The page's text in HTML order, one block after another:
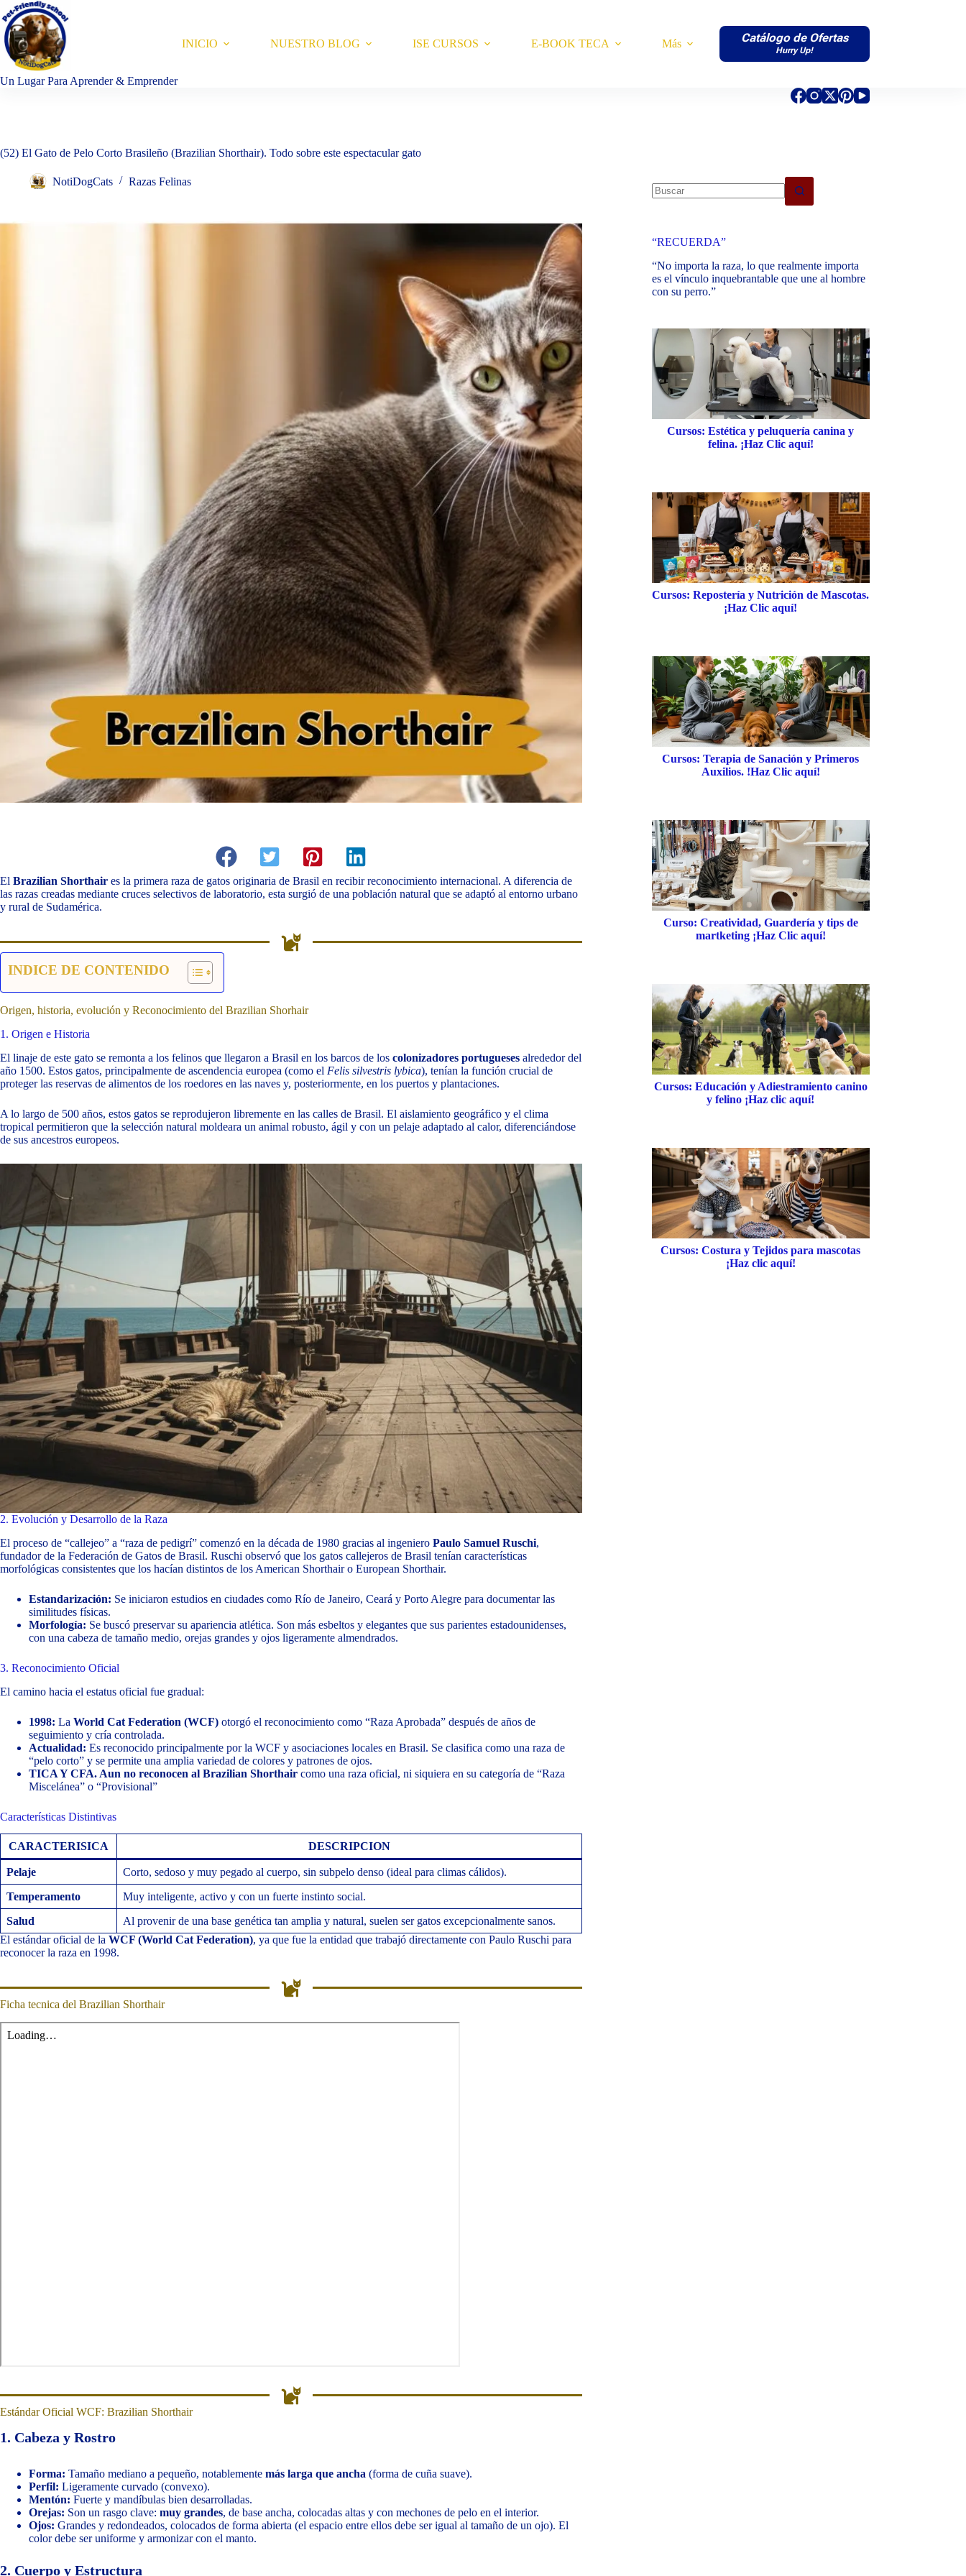
Saltar
al
contenido
Un Lugar Para Aprender & Emprender
INICIO NUESTRO BLOG ISE CURSOS E-BOOK TECA Más Catálogo de Ofertas
Hurry Up!
(52) El Gato de Pelo Corto Brasileño (Brazilian Shorthair). Todo sobre este espectacular gato
NotiDogCats Razas Felinas
El Brazilian Shorthair es la primera raza de gatos originaria de Brasil en recibir reconocimiento internacional. A diferencia de
las razas creadas mediante cruces selectivos de laboratorio, esta surgió de una población natural que se adaptó al entorno urbano
y rural de Sudamérica.
INDICE DE CONTENIDO
Origen, historia, evolución y Reconocimiento del Brazilian Shorhair
1. Origen e Historia
El linaje de este gato se remonta a los felinos que llegaron a Brasil en los barcos de los colonizadores portugueses alrededor del
año 1500. Estos gatos, principalmente de ascendencia europea (como el Felis silvestris lybica), tenían la función crucial de
proteger las reservas de alimentos de los roedores en las naves y, posteriormente, en los puertos y plantaciones.
A lo largo de 500 años, estos gatos se reprodujeron libremente en las calles de Brasil. El aislamiento geográfico y el clima
tropical permitieron que la selección natural moldeara un animal robusto, ágil y con un pelaje adaptado al calor, diferenciándose
de sus ancestros europeos.
2. Evolución y Desarrollo de la Raza
El proceso de “callejeo” a “raza de pedigrí” comenzó en la década de 1980 gracias al ingeniero Paulo Samuel Ruschi,
fundador de la Federación de Gatos de Brasil. Ruschi observó que los gatos callejeros de Brasil tenían características
morfológicas consistentes que los hacían distintos de los American Shorthair o European Shorthair.
Estandarización: Se iniciaron estudios en ciudades como Río de Janeiro, Ceará y Porto Alegre para documentar las
similitudes físicas.
Morfología: Se buscó preservar su apariencia atlética. Son más esbeltos y elegantes que sus parientes estadounidenses,
con una cabeza de tamaño medio, orejas grandes y ojos ligeramente almendrados.
3. Reconocimiento Oficial
El camino hacia el estatus oficial fue gradual:
1998: La World Cat Federation (WCF) otorgó el reconocimiento como “Raza Aprobada” después de años de
seguimiento y cría controlada.
Actualidad: Es reconocido principalmente por la WCF y asociaciones locales en Brasil. Se clasifica como una raza de
“pelo corto” y se permite una amplia variedad de colores y patrones de ojos.
TICA Y CFA. Aun no reconocen al Brazilian Shorthair como una raza oficial, ni siquiera en su categoría de “Raza
Miscelánea” o “Provisional”
Características Distintivas
CARACTERISICA DESCRIPCION
Pelaje
Corto, sedoso y muy pegado al cuerpo, sin subpelo denso (ideal para climas cálidos).
Temperamento
Muy inteligente, activo y con un fuerte instinto social.
Salud
Al provenir de una base genética tan amplia y natural, suelen ser gatos excepcionalmente sanos.
El estándar oficial de la WCF (World Cat Federation), ya que fue la entidad que trabajó directamente con Paulo Ruschi para
reconocer la raza en 1998.
Ficha tecnica del Brazilian Shorthair
Estándar Oficial WCF: Brazilian Shorthair
1. Cabeza y Rostro
Forma: Tamaño mediano a pequeño, notablemente más larga que ancha (forma de cuña suave).
Perfil: Ligeramente curvado (convexo).
Mentón: Fuerte y mandíbulas bien desarrolladas.
Orejas: Son un rasgo clave: muy grandes, de base ancha, colocadas altas y con mechones de pelo en el interior.
Ojos: Grandes y redondeados, colocados de forma abierta (el espacio entre ellos debe ser igual al tamaño de un ojo). El
color debe ser uniforme y armonizar con el manto.
2. Cuerpo y Estructura
“RECUERDA”
“No importa la raza, lo que realmente importa
es el vínculo inquebrantable que une al hombre
con su perro.”
Cursos: Estética y peluquería canina y
felina. ¡Haz Clic aquí!
Cursos: Repostería y Nutrición de Mascotas.
¡Haz Clic aquí!
Cursos: Terapia de Sanación y Primeros
Auxilios. !Haz Clic aquí!
Curso: Creatividad, Guardería y tips de
martketing ¡Haz Clic aquí!
Cursos: Educación y Adiestramiento canino
y felino ¡Haz clic aquí!
Cursos: Costura y Tejidos para mascotas
¡Haz clic aquí!